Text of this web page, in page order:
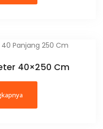
40×250 Cm